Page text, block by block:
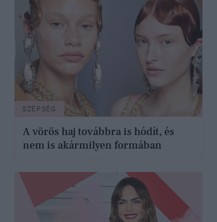
SZÉPSÉG
A vörös haj továbbra is hódít, és
nem is akármilyen formában